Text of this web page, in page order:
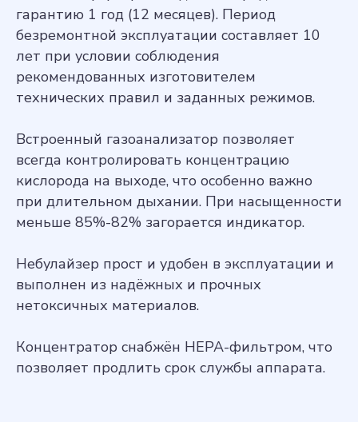
гарантию 1 год (12 месяцев). Период
безремонтной эксплуатации составляет 10
лет при условии соблюдения
рекомендованных изготовителем
технических правил и заданных режимов.
Встроенный газоанализатор позволяет
всегда контролировать концентрацию
кислорода на выходе, что особенно важно
при длительном дыхании. При насыщенности
меньше 85%-82% загорается индикатор.
Небулайзер прост и удобен в эксплуатации и
выполнен из надёжных и прочных
нетоксичных материалов.
Концентратор снабжён HEPA-фильтром, что
позволяет продлить срок службы аппарата.